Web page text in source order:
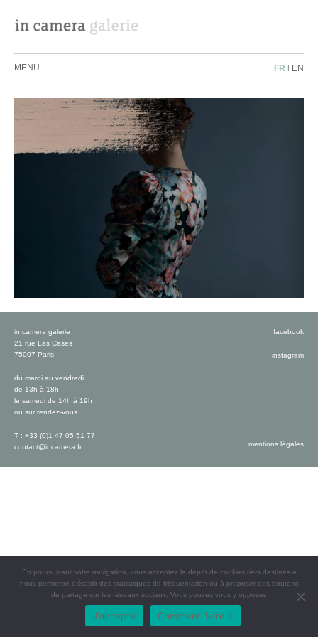
MENU FR | EN
in camera galerie
21 rue Las Cases
75007 Paris
du mardi au vendredi
de 13h à 18h
le samedi de 14h à 19h
ou sur rendez-vous
T : +33 (0)1 47 05 51 77
contact@incamera.fr
facebook
instagram
mentions légales
En poursuivant votre navigation, vous acceptez le dépôt de cookies tiers destinés à
nous permettre d’établir des statistiques de fréquentation ou à proposer des boutons
de partage sur les réseaux sociaux. Vous pouvez vous y opposer.
J'accepte Comment faire ?